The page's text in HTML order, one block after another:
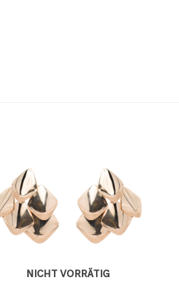
AUF DIE
WUNSCHLISTE
NICHT VORRÄTIG